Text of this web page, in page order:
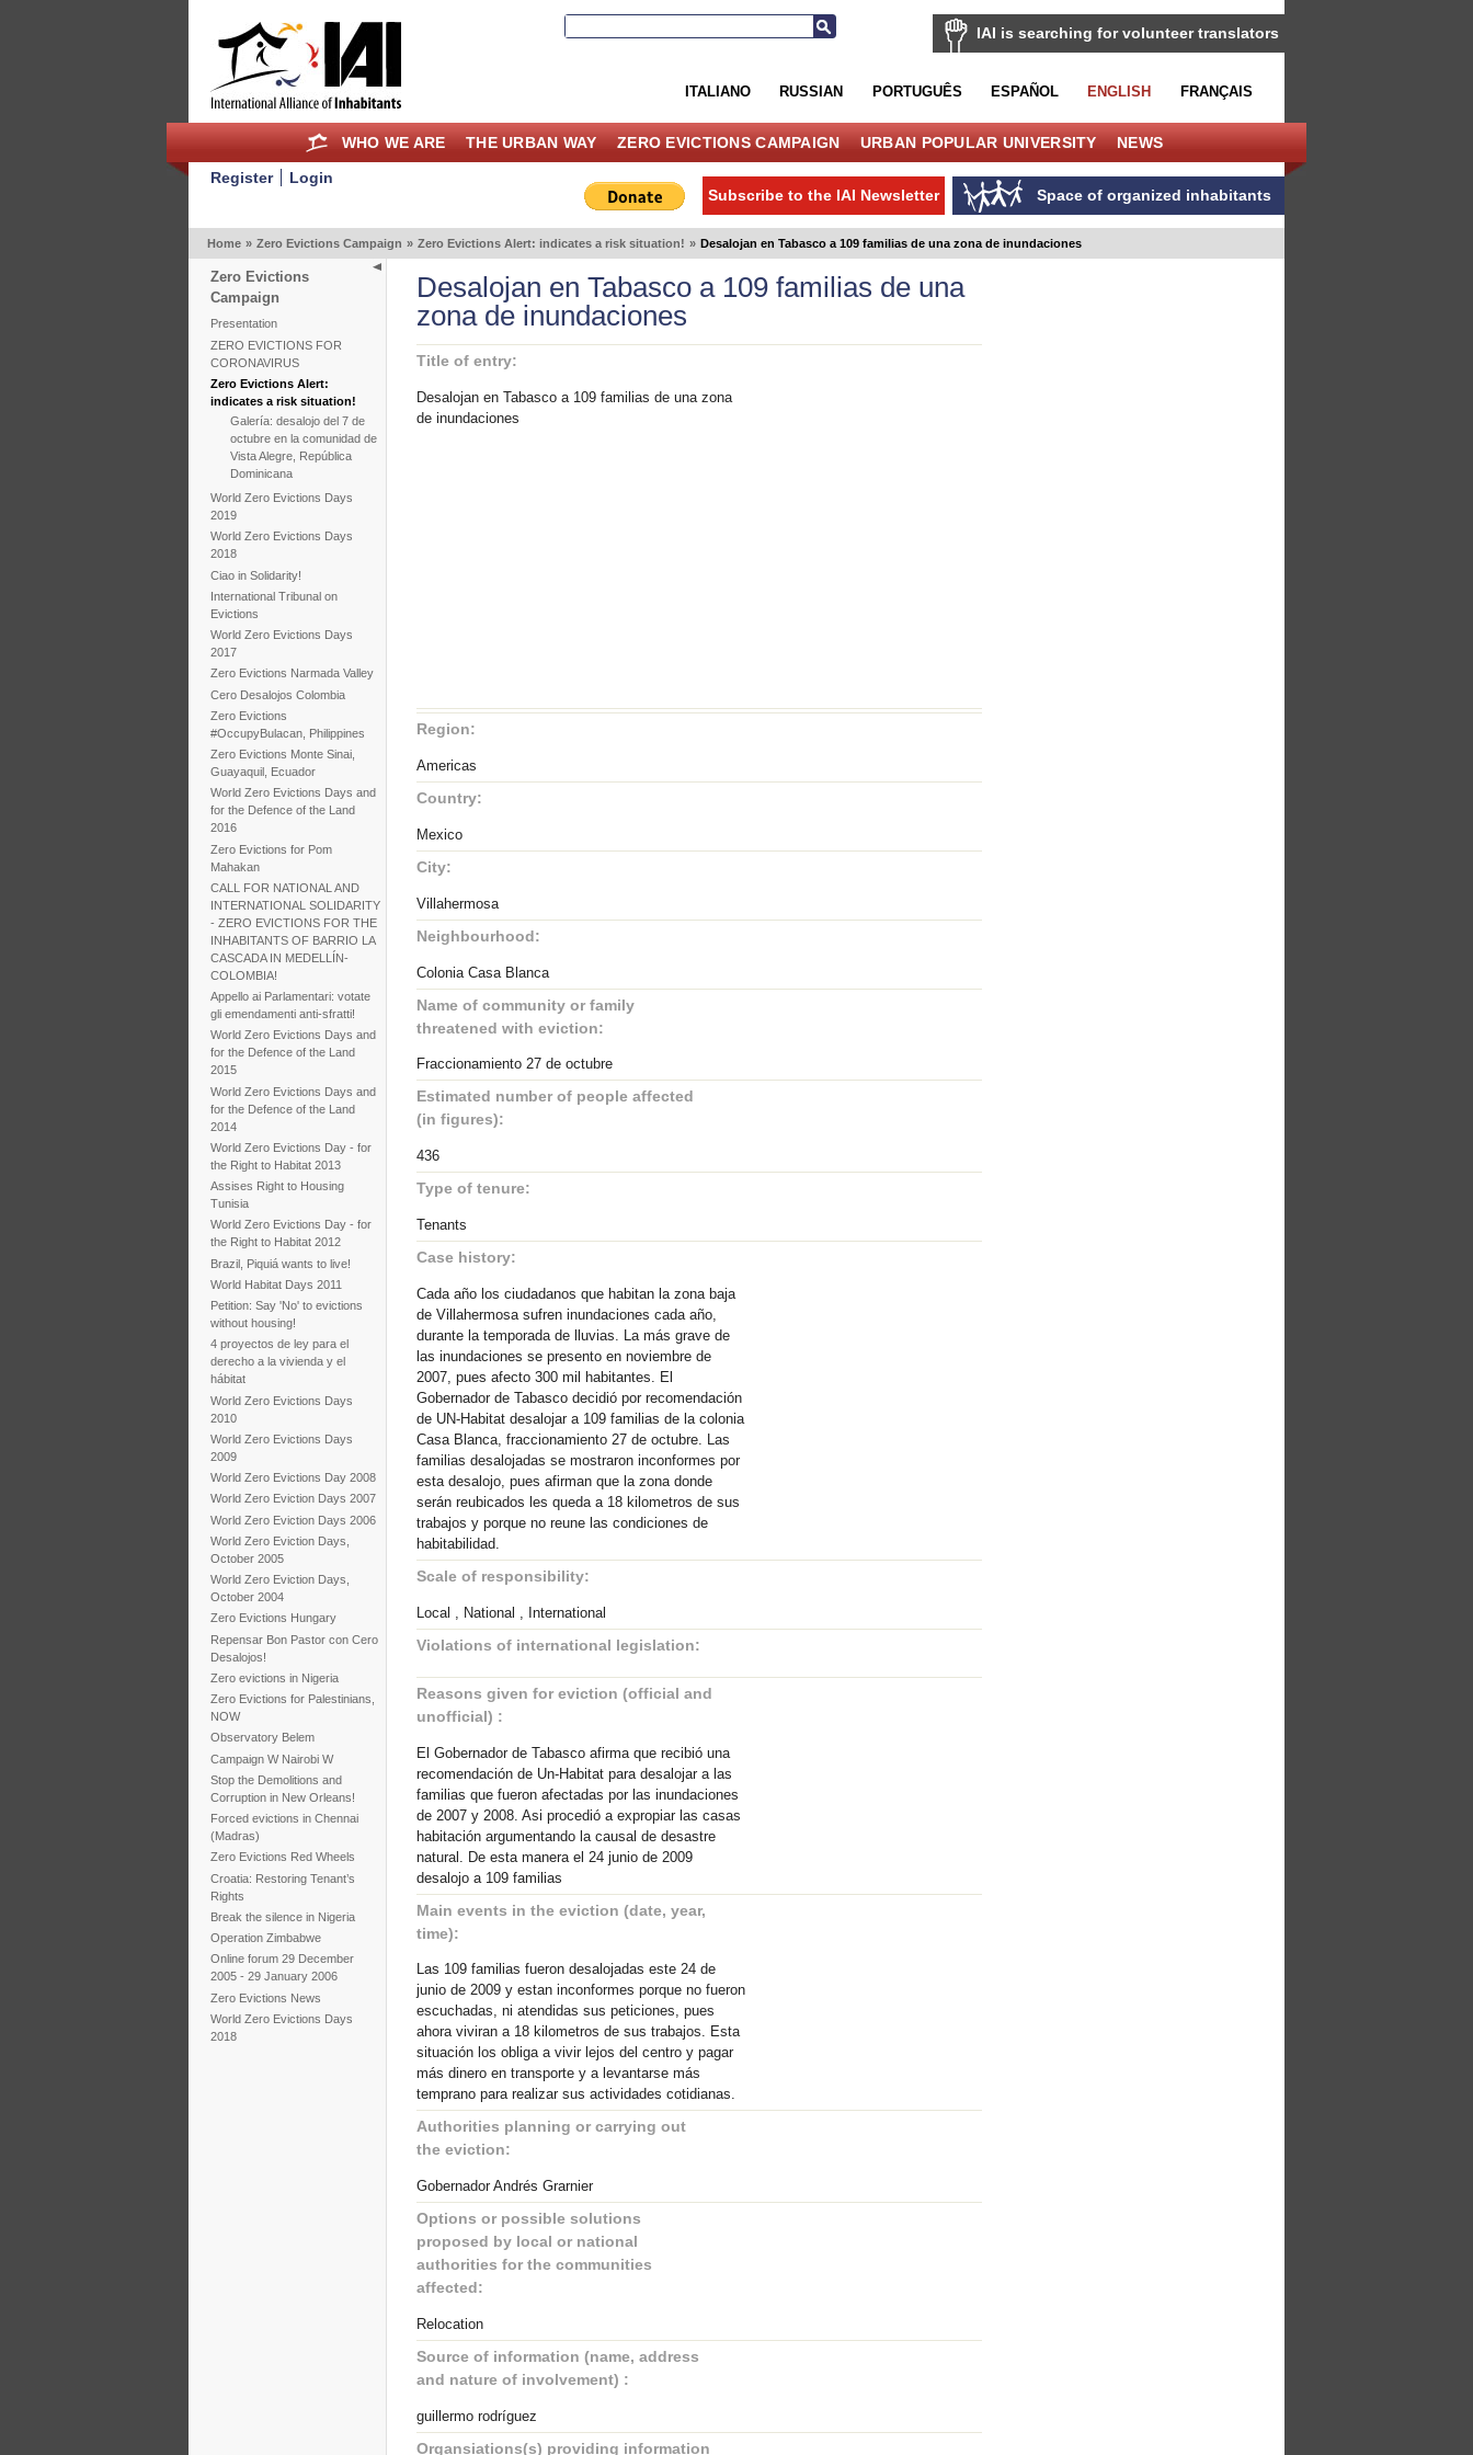
IAI is searching for volunteer translators
ITALIANO RUSSIAN PORTUGUÊS ESPAÑOL ENGLISH FRANÇAIS
WHO WE ARE THE URBAN WAY ZERO EVICTIONS CAMPAIGN URBAN POPULAR UNIVERSITY NEWS
Register
Login
Space of organized inhabitants
Subscribe to the IAI Newsletter
Home » Zero Evictions Campaign » Zero Evictions Alert: indicates a risk situation! » Desalojan en Tabasco a 109 familias de una zona de inundaciones
Zero Evictions
Campaign
Presentation
ZERO EVICTIONS FOR
CORONAVIRUS
Zero Evictions Alert:
indicates a risk situation!
Galería: desalojo del 7 de
octubre en la comunidad de
Vista Alegre, República
Dominicana
World Zero Evictions Days
2019
World Zero Evictions Days
2018
Ciao in Solidarity!
International Tribunal on
Evictions
World Zero Evictions Days
2017
Zero Evictions Narmada Valley
Cero Desalojos Colombia
Zero Evictions
#OccupyBulacan, Philippines
Zero Evictions Monte Sinai,
Guayaquil, Ecuador
World Zero Evictions Days and
for the Defence of the Land
2016
Zero Evictions for Pom
Mahakan
CALL FOR NATIONAL AND
INTERNATIONAL SOLIDARITY
- ZERO EVICTIONS FOR THE
INHABITANTS OF BARRIO LA
CASCADA IN MEDELLÍN-
COLOMBIA!
Appello ai Parlamentari: votate
gli emendamenti anti-sfratti!
World Zero Evictions Days and
for the Defence of the Land
2015
World Zero Evictions Days and
for the Defence of the Land
2014
World Zero Evictions Day - for
the Right to Habitat 2013
Assises Right to Housing
Tunisia
World Zero Evictions Day - for
the Right to Habitat 2012
Brazil, Piquiá wants to live!
World Habitat Days 2011
Petition: Say 'No' to evictions
without housing!
4 proyectos de ley para el
derecho a la vivienda y el
hábitat
World Zero Evictions Days
2010
World Zero Evictions Days
2009
World Zero Evictions Day 2008
World Zero Eviction Days 2007
World Zero Eviction Days 2006
World Zero Eviction Days,
October 2005
World Zero Eviction Days,
October 2004
Zero Evictions Hungary
Repensar Bon Pastor con Cero
Desalojos!
Zero evictions in Nigeria
Zero Evictions for Palestinians,
NOW
Observatory Belem
Campaign W Nairobi W
Stop the Demolitions and
Corruption in New Orleans!
Forced evictions in Chennai
(Madras)
Zero Evictions Red Wheels
Croatia: Restoring Tenant’s
Rights
Break the silence in Nigeria
Operation Zimbabwe
Online forum 29 December
2005 - 29 January 2006
Zero Evictions News
World Zero Evictions Days
2018
Desalojan en Tabasco a 109 familias de una
zona de inundaciones
Title of entry:
Desalojan en Tabasco a 109 familias de una zona
de inundaciones
Region:
Americas
Country:
Mexico
City:
Villahermosa
Neighbourhood:
Colonia Casa Blanca
Name of community or family
threatened with eviction:
Fraccionamiento 27 de octubre
Estimated number of people affected
(in figures):
436
Type of tenure:
Tenants
Case history:
Cada año los ciudadanos que habitan la zona baja
de Villahermosa sufren inundaciones cada año,
durante la temporada de lluvias. La más grave de
las inundaciones se presento en noviembre de
2007, pues afecto 300 mil habitantes. El
Gobernador de Tabasco decidió por recomendación
de UN-Habitat desalojar a 109 familias de la colonia
Casa Blanca, fraccionamiento 27 de octubre. Las
familias desalojadas se mostraron inconformes por
esta desalojo, pues afirman que la zona donde
serán reubicados les queda a 18 kilometros de sus
trabajos y porque no reune las condiciones de
habitabilidad.
Scale of responsibility:
Local , National , International
Violations of international legislation:
Reasons given for eviction (official and
unofficial) :
El Gobernador de Tabasco afirma que recibió una
recomendación de Un-Habitat para desalojar a las
familias que fueron afectadas por las inundaciones
de 2007 y 2008. Asi procedió a expropiar las casas
habitación argumentando la causal de desastre
natural. De esta manera el 24 junio de 2009
desalojo a 109 familias
Main events in the eviction (date, year,
time):
Las 109 familias fueron desalojadas este 24 de
junio de 2009 y estan inconformes porque no fueron
escuchadas, ni atendidas sus peticiones, pues
ahora viviran a 18 kilometros de sus trabajos. Esta
situación los obliga a vivir lejos del centro y pagar
más dinero en transporte y a levantarse más
temprano para realizar sus actividades cotidianas.
Authorities planning or carrying out
the eviction:
Gobernador Andrés Grarnier
Options or possible solutions
proposed by local or national
authorities for the communities
affected:
Relocation
Source of information (name, address
and nature of involvement) :
guillermo rodríguez
Organsiations(s) providing information